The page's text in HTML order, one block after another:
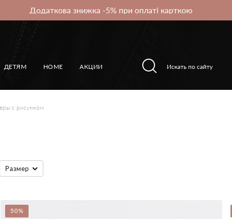
Додаткова знижка -5% при оплаті карткою
ДЕТЯМ HOME АКЦИИ
с рисунком
Размер
50%